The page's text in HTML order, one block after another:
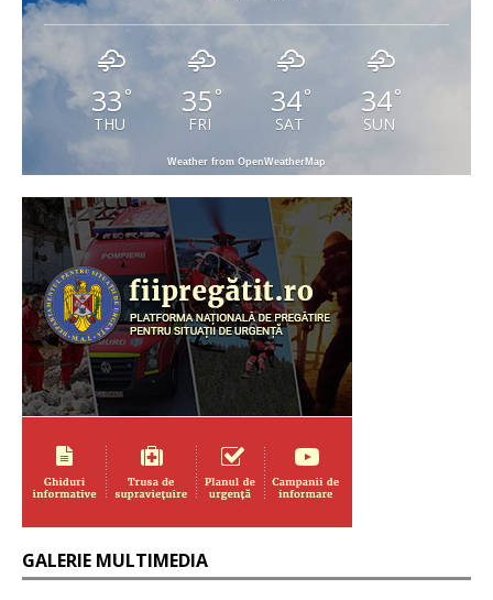
33°
THU
35 °
FRI
34°
SAT
34°
SUN
Weather from OpenWeatherMap
GALERIE MULTIMEDIA